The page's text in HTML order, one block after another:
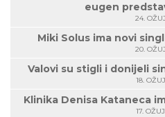
eugen
24.
Miki Solus ima novi
20.
Valovi su stigli i donijeli
18.
Klinika Denisa Kataneca
17.